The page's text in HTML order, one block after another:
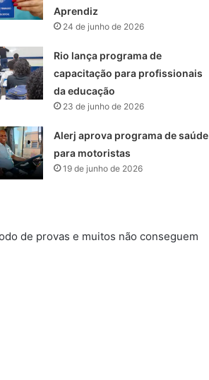
Aprendiz
24 de junho de 2026
Rio lança programa de
capacitação para profissionais
da educação
23 de junho de 2026
Alerj aprova programa de saúde
para motoristas
19 de junho de 2026
de provas e muitos não conseguem